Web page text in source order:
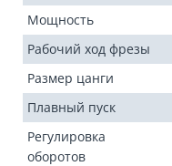
Мощность
Рабочий ход фрезы
Размер цанги
Плавный пуск
Регулировка
оборотов